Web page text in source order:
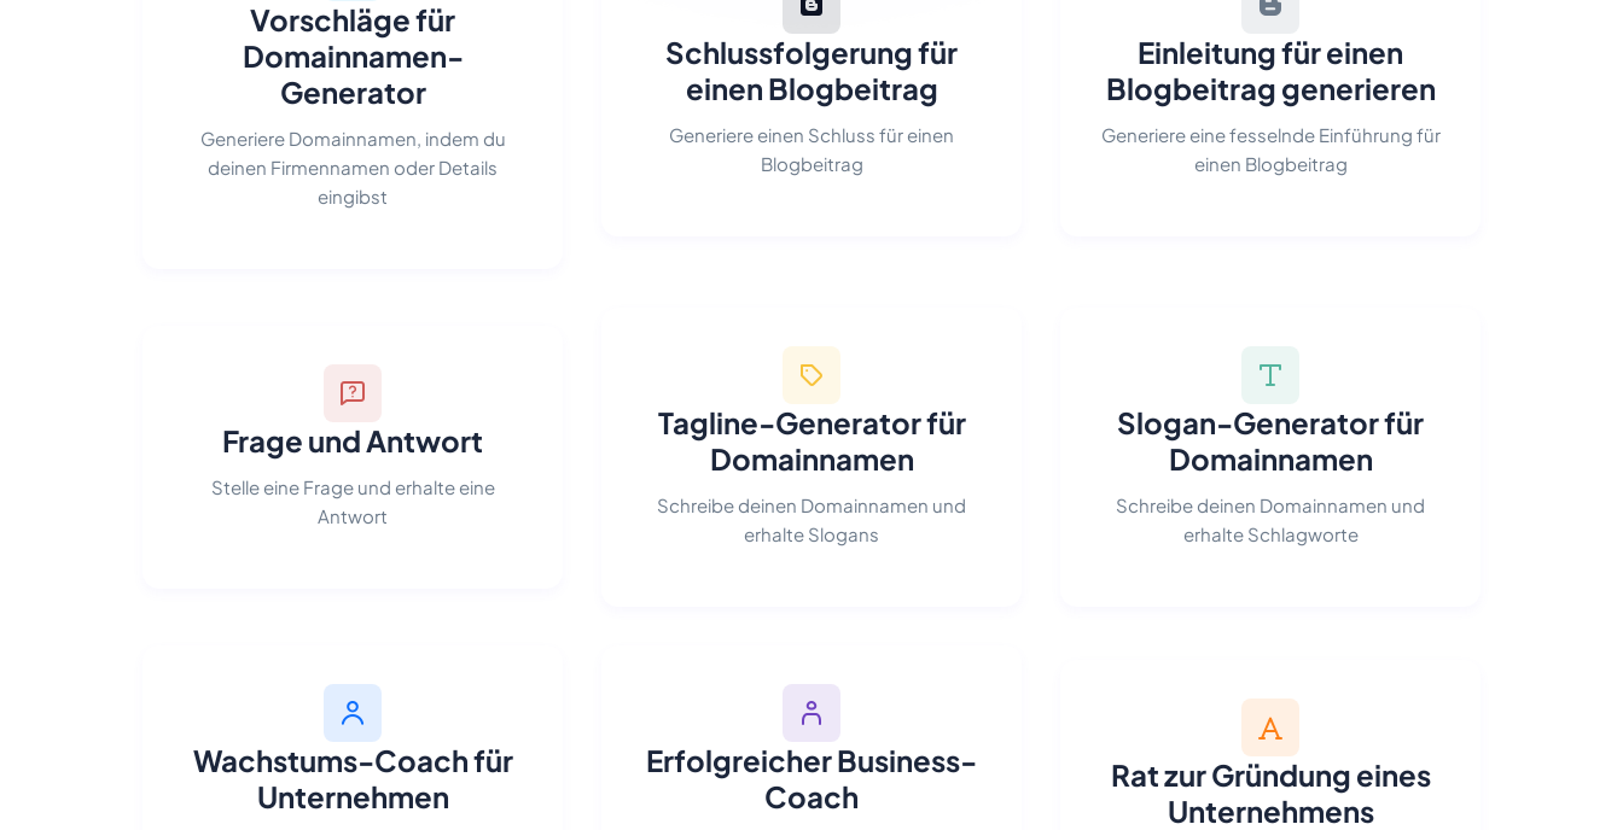
Einleitung für einen
Blogbeitrag generieren
Generiere eine fesselnde Einführung für
einen Blogbeitrag
Schlussfolgerung für
einen Blogbeitrag
Generiere einen Schluss für einen
Blogbeitrag
Vorschläge für
Domainnamen-
Generator
Generiere Domainnamen, indem du
deinen Firmennamen oder Details
eingibst
Slogan-Generator für
Domainnamen
Schreibe deinen Domainnamen und
erhalte Schlagworte
Tagline-Generator für
Domainnamen
Schreibe deinen Domainnamen und
erhalte Slogans
Frage und Antwort
Stelle eine Frage und erhalte eine
Antwort
Rat zur Gründung eines
Unternehmens
Erfolgreicher Business-
Coach
Wachstums-Coach für
Unternehmen